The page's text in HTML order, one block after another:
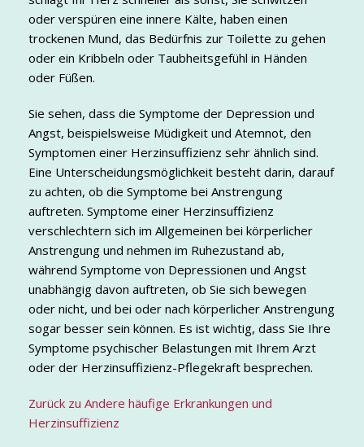
oder verspüren eine innere Kälte, haben einen
trockenen Mund, das Bedürfnis zur Toilette zu gehen
oder ein Kribbeln oder Taubheitsgefühl in Händen
oder Füßen.
Sie sehen, dass die Symptome der Depression und
Angst, beispielsweise Müdigkeit und Atemnot, den
Symptomen einer Herzinsuffizienz sehr ähnlich sind.
Eine Unterscheidungsmöglichkeit besteht darin, darauf
zu achten, ob die Symptome bei Anstrengung
auftreten. Symptome einer Herzinsuffizienz
verschlechtern sich im Allgemeinen bei körperlicher
Anstrengung und nehmen im Ruhezustand ab,
während Symptome von Depressionen und Angst
unabhängig davon auftreten, ob Sie sich bewegen
oder nicht, und bei oder nach körperlicher Anstrengung
sogar besser sein können. Es ist wichtig, dass Sie Ihre
Symptome psychischer Belastungen mit Ihrem Arzt
oder der Herzinsuffizienz-Pflegekraft besprechen.
Zurück zu Andere häufige Erkrankungen und
Herzinsuffizienz